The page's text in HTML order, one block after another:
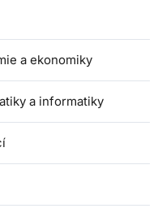
a ekonomiky
a informatiky